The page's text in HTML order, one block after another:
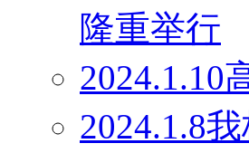
隆重举行
2024.1.10
2024.1.8